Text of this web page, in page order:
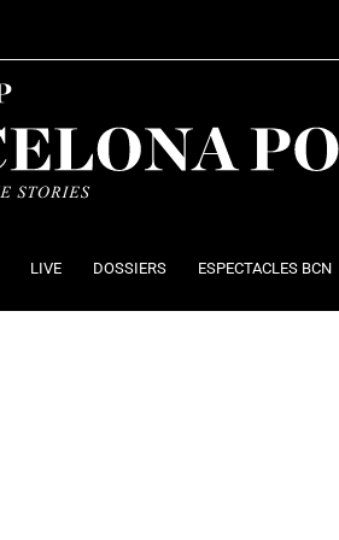
LIVE DOSSIERS ESPECTACLES BCN